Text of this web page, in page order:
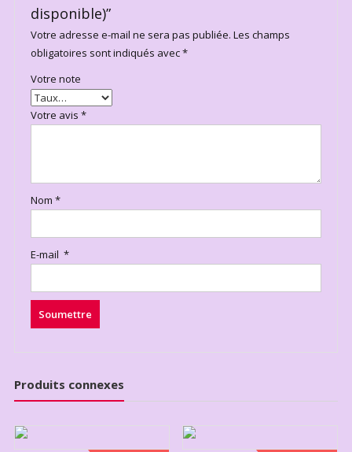
disponible)”
Votre adresse e-mail ne sera pas publiée. Les champs
obligatoires sont indiqués avec*
Votre note
Votre avis *
Nom *
E-mail *
Produits connexes